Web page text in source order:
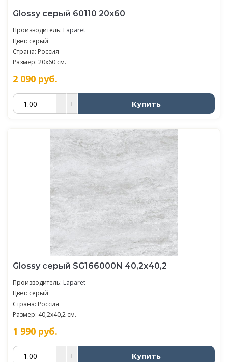
Glossy серый 60110 20х60
Производитель: Laparet
Цвет: серый
Страна: Россия
Размер: 20x60 см.
2 090 руб.
– + Купить
Glossy серый SG166000N 40,2х40,2
Производитель: Laparet
Цвет: серый
Страна: Россия
Размер: 40,2x40,2 см.
1 990 руб.
– + Купить